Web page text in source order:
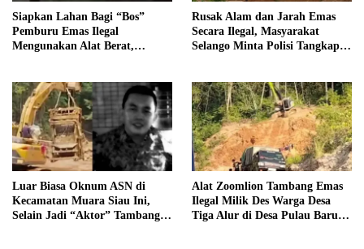
Siapkan Lahan Bagi “Bos”
Pemburu Emas Ilegal
Mengunakan Alat Berat,
Terancam di Pecat
Rusak Alam dan Jarah Emas
Secara Ilegal, Masyarakat
Selango Minta Polisi Tangkap
Luar Biasa Oknum ASN di
Kecamatan Muara Siau Ini,
Selain Jadi “Aktor” Tambang
Alat Zoomlion Tambang Emas
Ilegal Milik Des Warga Desa
Tiga Alur di Desa Pulau Baru